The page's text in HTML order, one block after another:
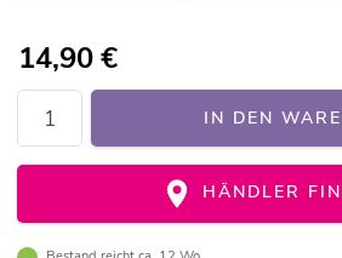
14,90€
IN DEN
HÄNDLER